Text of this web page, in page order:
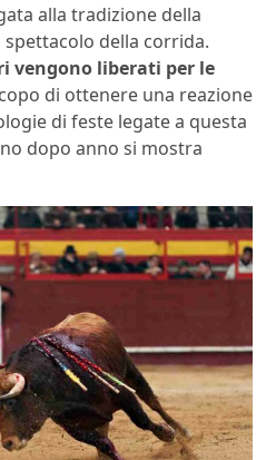
alla tradizione della
della corrida.
vengono liberati per le
di ottenere una reazione
di feste legate a questa
dopo anno si mostra